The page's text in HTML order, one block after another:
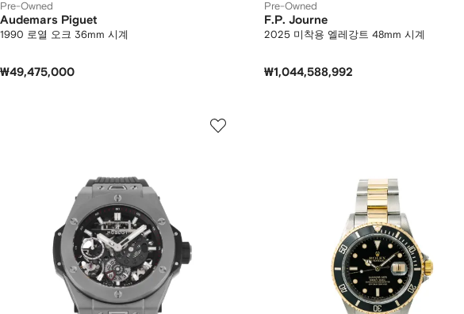
Pre-Owned
Audemars Piguet
1990 로열 오크 36mm 시계
₩49,475,000
Pre-Owned
F.P. Journe
2025 미착용 엘레강트 48mm 시계
₩1,044,588,992